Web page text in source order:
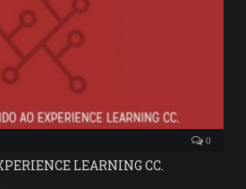
0
LEARNING CC.